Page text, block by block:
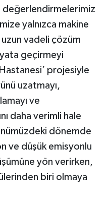
değerlendirmelerimiz
yalnızca makine
vadeli çözüm
geçirmeyi
Hastanesi’ projesiyle
uzatmayı,
ve
daha verimli hale
dönemde
ve düşük emisyonlu
yön verirken,
biri olmaya